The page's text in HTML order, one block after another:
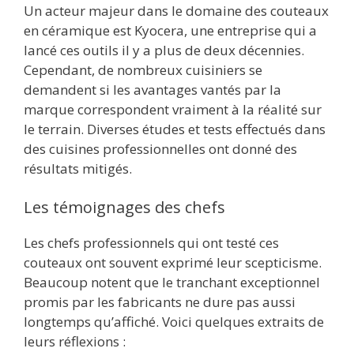
Un acteur majeur dans le domaine des couteaux
en céramique est Kyocera, une entreprise qui a
lancé ces outils il y a plus de deux décennies.
Cependant, de nombreux cuisiniers se
demandent si les avantages vantés par la
marque correspondent vraiment à la réalité sur
le terrain. Diverses études et tests effectués dans
des cuisines professionnelles ont donné des
résultats mitigés.
Les témoignages des chefs
Les chefs professionnels qui ont testé ces
couteaux ont souvent exprimé leur scepticisme.
Beaucoup notent que le tranchant exceptionnel
promis par les fabricants ne dure pas aussi
longtemps qu’affiché. Voici quelques extraits de
leurs réflexions :